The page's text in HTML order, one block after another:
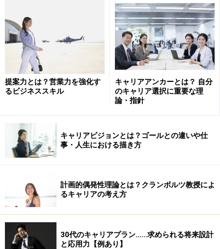
す。整理されたものから一番インパクトがあるものが今
の価値観に繋がっていることがわかります。
2. 自分の能力と特性を知る（現在）
今という視点です。能力面での“強み・弱み”、性格面で
の“長所・短所”という形で整理されると良いでしょう。
能力はＯＳとアプリケーションのように、
務能力に分けて整理することです。
3.ビジョンと戦略を策定する（未来、現在～未来）
策定します。
ビジョンに数字が加わったものをゴールと
いいますが、是非とも ストレッチゴール
指先がぎりぎり届くイメージ）にしましょう。何故なら
ば、イメージしたものがＭＡＸになってしまう性質だか
らです。
提案力とは？営業力を強化す
るビジネススキル
キャリアアンカーとは？ 自分
のキャリア選択に重要な理
論・指針
キャリアビジョンとは？ゴールとの違いや仕
事・人生における描き方
計画的偶発性理論とは？クランボルツ教授によ
るキャリアの考え方
30代のキャリアプラン……求められる将来設計
と応用力【例あり】